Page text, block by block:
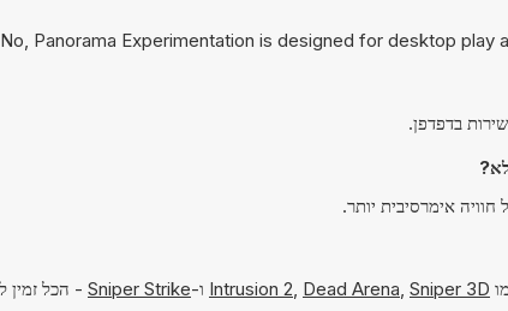
No, Panorama Experimentation is designed for desktop
Intrusion 2, Dead Arena, Sniper 3D ו-Sniper Strike